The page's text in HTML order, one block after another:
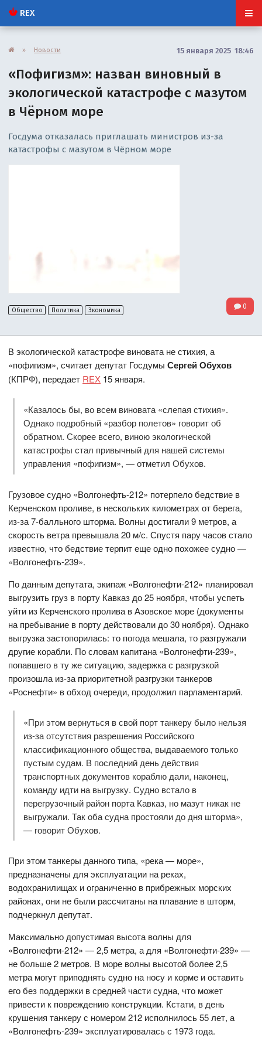
REX
» Новости 15 января 2025 18:46
«Пофигизм»: назван виновный в
экологической катастрофе с мазутом
в Чёрном море
Госдума отказалась приглашать министров из-за
катастрофы с мазутом в Чёрном море
Общество Политика Экономика 0
В экологической катастрофе виновата не стихия, а
«пофигизм», считает депутат ГосдумыСергей Обухов
(КПРФ), передает REX 15 января.
«Казалось бы, во всем виновата «слепая стихия».
Однако подробный «разбор полетов» говорит об
обратном. Скорее всего, виною экологической
катастрофы стал привычный для нашей системы
управления «пофигизм», — отметил Обухов.
Грузовое судно «Волгонефть-212» потерпело бедствие в
Керченском проливе, в нескольких километрах от берега,
из-за 7-балльного шторма. Волны достигали 9 метров, а
скорость ветра превышала 20 м/с. Спустя пару часов стало
известно, что бедствие терпит еще одно похожее судно —
«Волгонефть-239».
По данным депутата, экипаж «Волгонефти-212» планировал
выгрузить груз в порту Кавказ до 25 ноября, чтобы успеть
уйти из Керченского пролива в Азовское море (документы
на пребывание в порту действовали до 30 ноября). Однако
выгрузка застопорилась: то погода мешала, то разгружали
другие корабли. По словам капитана «Волгонефти-239»,
попавшего в ту же ситуацию, задержка с разгрузкой
произошла из-за приоритетной разгрузки танкеров
«Роснефти» в обход очереди, продолжил парламентарий.
«При этом вернуться в свой порт танкеру было нельзя
из-за отсутствия разрешения Российского
классификационного общества, выдаваемого только
пустым судам. В последний день действия
транспортных документов кораблю дали, наконец,
команду идти на выгрузку. Судно встало в
перегрузочный район порта Кавказ, но мазут никак не
выгружали. Так оба судна простояли до дня шторма»,
— говорит Обухов.
При этом танкеры данного типа, «река — море»,
предназначены для эксплуатации на реках,
водохранилищах и ограниченно в прибрежных морских
районах, они не были рассчитаны на плавание в шторм,
подчеркнул депутат.
Максимально допустимая высота волны для
«Волгонефти-212» — 2,5 метра, а для «Волгонефти-239» —
не больше 2 метров. В море волны высотой более 2,5
метра могут приподнять судно на носу и корме и оставить
его без поддержки в средней части судна, что может
привести к повреждению конструкции. Кстати, в день
крушения танкеру с номером 212 исполнилось 55 лет, а
«Волгонефть-239» эксплуатировалась с 1973 года.